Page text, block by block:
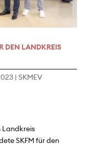
DEN LANDKREIS
|SKMEV
Landkreis
SKFM für den